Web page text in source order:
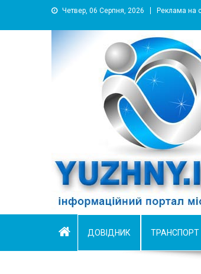
Четвер, 06 Серпня, 2026 Реклама на
информационный портал
ДОВІДНИК ТРАНСПОРТ